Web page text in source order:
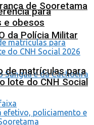
de Sooretama
da Polícia Militar
para
e obesos
de matrículas para
lote do CNH Social